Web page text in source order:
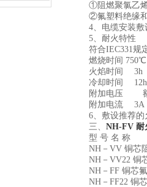
①阻燃聚氯乙烯
②氟塑料绝缘和
4、电缆安装敷
5、耐火特性
符合IEC331规
燃烧时间 750℃
火焰时间 3h
冷却时间 12h
附加电压 额
附加电流
6、敷设推荐的允
三、 NH-FV 耐
型 号 名 称
NH－VV 铜芯阻
NH－VV22 铜芯
NH－FF 铜芯氟
NH－FF22 铜芯